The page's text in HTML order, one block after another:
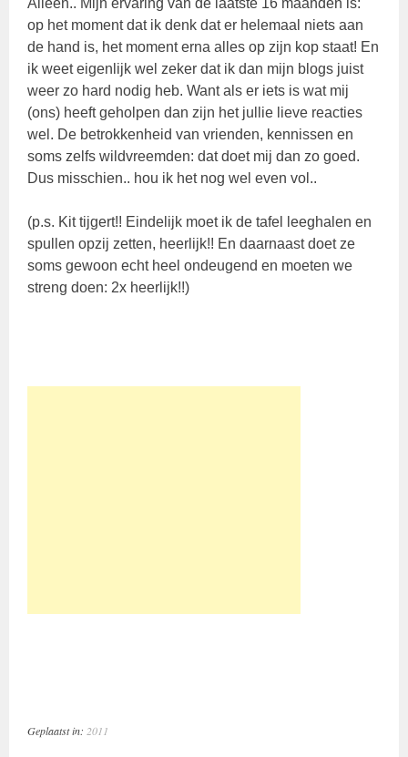
Alleen.. Mijn ervaring van de laatste 16 maanden is:
op het moment dat ik denk dat er helemaal niets aan
de hand is, het moment erna alles op zijn kop staat! En
ik weet eigenlijk wel zeker dat ik dan mijn blogs juist
weer zo hard nodig heb. Want als er iets is wat mij
(ons) heeft geholpen dan zijn het jullie lieve reacties
wel. De betrokkenheid van vrienden, kennissen en
soms zelfs wildvreemden: dat doet mij dan zo goed.
Dus misschien.. hou ik het nog wel even vol..
(p.s. Kit tijgert!! Eindelijk moet ik de tafel leeghalen en
spullen opzij zetten, heerlijk!! En daarnaast doet ze
soms gewoon echt heel ondeugend en moeten we
streng doen: 2x heerlijk!!)
Geplaatst in: 2011